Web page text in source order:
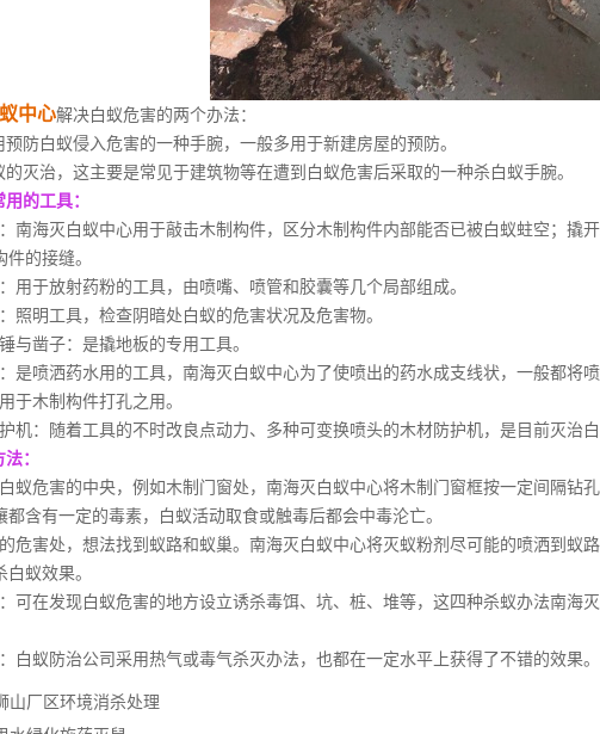
中心解决白蚁危害的两个办法：
防白蚁侵入危害的一种手腕，一般多用于新建房屋的预防。
灭治，这主要是常见于建筑物等在遭到白蚁危害后采取的一种杀白蚁手腕。
的工具：
南海灭白蚁中心用于敲击木制构件，区分木制构件内部能否已被白蚁蛀空；撬
的接缝。
用于放射药粉的工具，由喷嘴、喷管和胶囊等几个局部组成。
照明工具，检查阴暗处白蚁的危害状况及危害物。
与凿子：是撬地板的专用工具。
是喷洒药水用的工具，南海灭白蚁中心为了使喷出的药水成支线状，一般都将喷
于木制构件打孔之用。
机：随着工具的不时改良点动力、多种可变换喷头的木材防护机，是目前灭治
：
蚁危害的中央，例如木制门窗处，南海灭白蚁中心将木制门窗框按一定间隔钻
都含有一定的毒素，
白蚁活动取食或触毒后都会中毒沦亡。
危害处，想法找到蚁路和蚁巢。南海灭白蚁中心将灭蚁粉剂尽可能的喷洒到蚁
蚁效果。
可在发现白蚁危害的地方设立诱杀毒饵、坑、桩、堆等，这四种杀蚁办法南海
白蚁防治公司采用热气或毒气杀灭办法，也都在一定水平上获得了不错的效果。
山厂区环境消杀处理